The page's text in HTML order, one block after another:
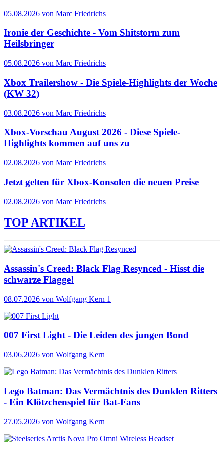
05.08.2026 von Marc Friedrichs
Ironie der Geschichte - Vom Shitstorm zum
Heilsbringer
05.08.2026 von Marc Friedrichs
Xbox Trailershow - Die Spiele-Highlights der Woche
(KW 32)
03.08.2026 von Marc Friedrichs
Xbox-Vorschau August 2026 - Diese Spiele-
Highlights kommen auf uns zu
02.08.2026 von Marc Friedrichs
Jetzt gelten für Xbox-Konsolen die neuen Preise
02.08.2026 von Marc Friedrichs
TOP ARTIKEL
Assassin's Creed: Black Flag Resynced - Hisst die
schwarze Flagge!
08.07.2026 von Wolfgang Kern 1
007 First Light - Die Leiden des jungen Bond
03.06.2026 von Wolfgang Kern
Lego Batman: Das Vermächtnis des Dunklen Ritters
- Ein Klötzchenspiel für Bat-Fans
27.05.2026 von Wolfgang Kern